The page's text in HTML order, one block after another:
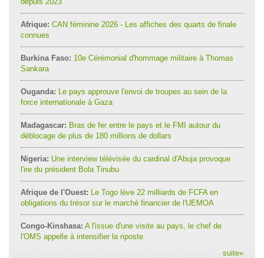
Afrique: CAN féminine 2026 - Les affiches des quarts de finale
connues
Burkina Faso: 10e Cérémonial d'hommage militaire à Thomas
Sankara
Ouganda: Le pays approuve l'envoi de troupes au sein de la
force internationale à Gaza
Madagascar: Bras de fer entre le pays et le FMI autour du
déblocage de plus de 180 millions de dollars
Nigeria: Une interview télévisée du cardinal d'Abuja provoque
l'ire du président Bola Tinubu
Afrique de l'Ouest: Le Togo lève 22 milliards de FCFA en
obligations du trésor sur le marché financier de l'UEMOA
Congo-Kinshasa: A l'issue d'une visite au pays, le chef de
l'OMS appelle à intensifier la riposte
suite»